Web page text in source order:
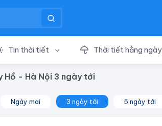
Tin thời tiết Thời tiết hằng ngày
Hồ - Hà Nội 3 ngày tới
Ngày mai 3 ngày tới 5 ngày tới